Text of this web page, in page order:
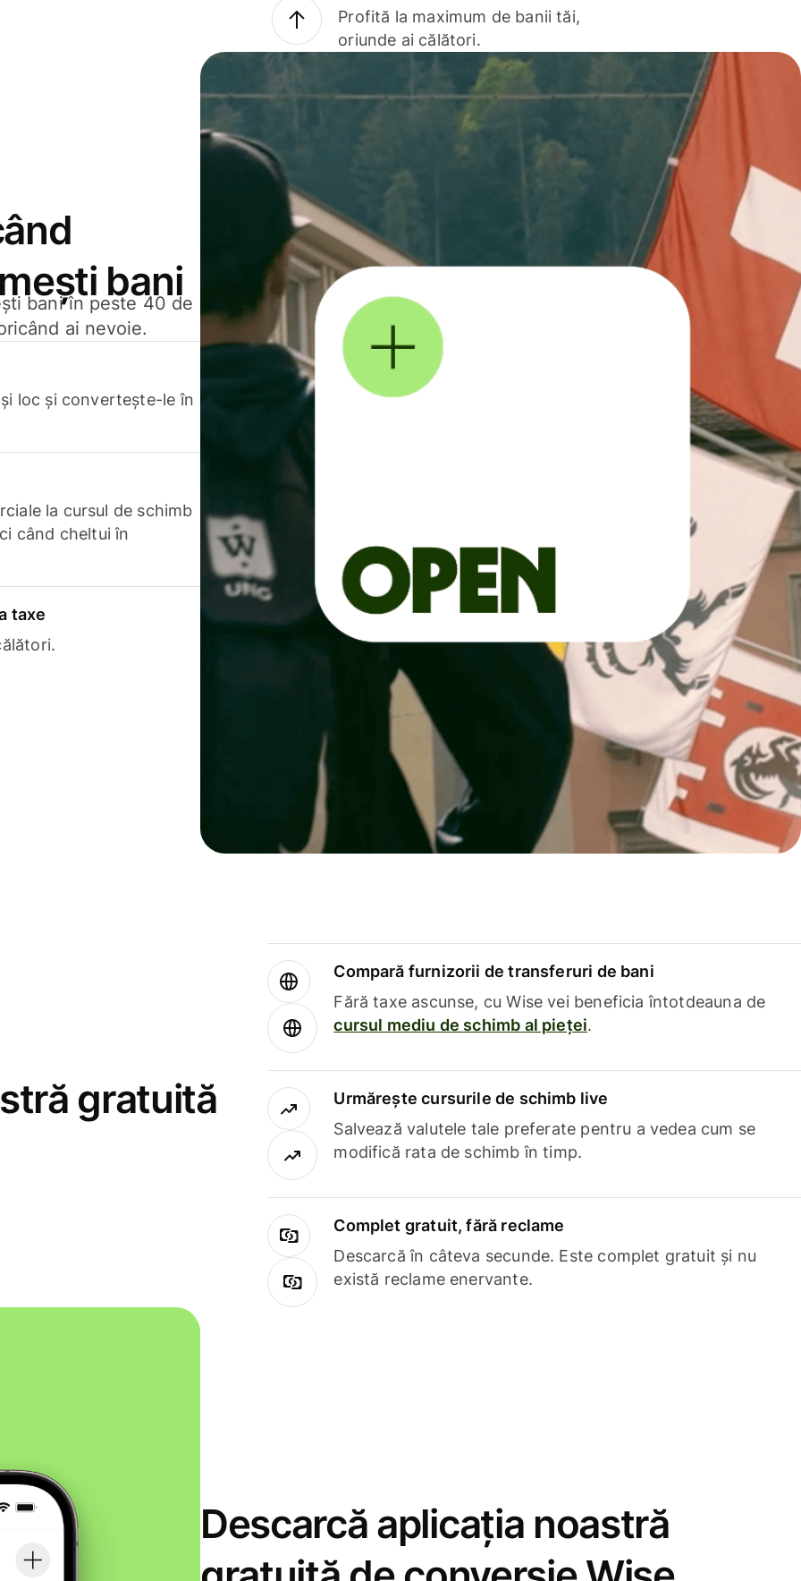
Profită la maximum de banii tăi,
oriunde ai călători.
bani
bani în peste 40 de
ai nevoie.
loc și convertește-le în
la cursul de schimb
când cheltui în
taxe
gratuită
Compară furnizorii de transferuri de bani
Fără taxe ascunse, cu Wise vei beneficia întotdeauna de
cursul mediu de schimb al pieței.
Urmărește cursurile de schimb live
Salvează valutele tale preferate pentru a vedea cum se
modifică rata de schimb în timp.
Complet gratuit, fără reclame
Descarcă în câteva secunde. Este complet gratuit și nu
există reclame enervante.
Descarcă aplicația noastră